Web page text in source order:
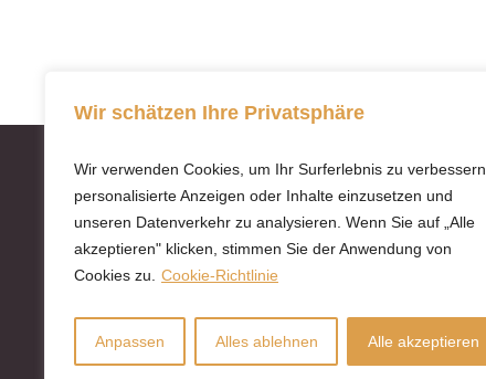
Wir schätzen Ihre Privatsphäre
Wir verwenden Cookies, um Ihr Surferlebnis zu verbessern,
personalisierte Anzeigen oder Inhalte einzusetzen und
unseren Datenverkehr zu analysieren. Wenn Sie auf „Alle
akzeptieren" klicken, stimmen Sie der Anwendung von
Cookies zu.
Cookie-Richtlinie
Anpassen Alles ablehnen Alle akzeptieren
urheberrechtlich geschützt